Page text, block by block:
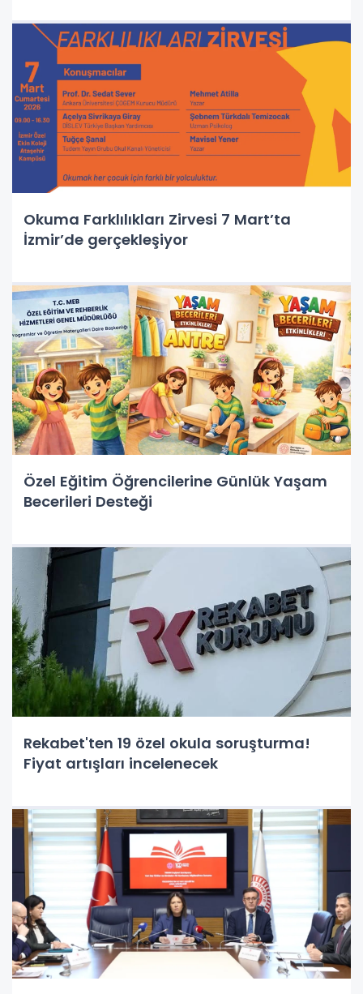
Okuma Farklılıkları Zirvesi 7 Mart’ta
İzmir’de gerçekleşiyor
Özel Eğitim Öğrencilerine Günlük Yaşam
Becerileri Desteği
Rekabet'ten 19 özel okula soruşturma!
Fiyat artışları incelenecek